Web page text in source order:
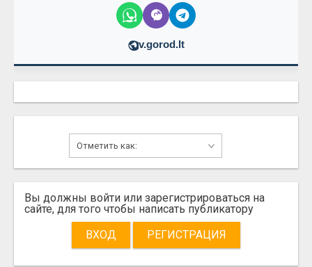
v.gorod.lt
Вы должны войти или зарегистрироваться на
сайте, для того чтобы написать публикатору
ВХОД
РЕГИСТРАЦИЯ